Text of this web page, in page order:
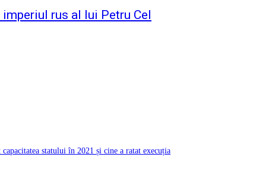
rus al lui Petru Cel
statului în 2021 și cine a ratat execuția